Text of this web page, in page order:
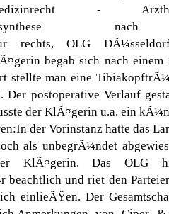
-
rechts, OLG
begab sich nach
stellte man eine
Der postoperative Verlauf
der KlÃ¤gerin u.a. ein
der Vorinstanz hatte das
als unbegrÃ¼ndet
KlÃ¤gerin. Das OLG
und riet den
einlieÃŸen. Der